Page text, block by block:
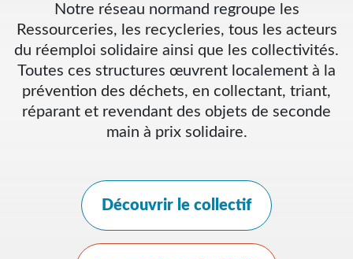
Notre réseau normand regroupe les
Ressourceries, les recycleries, tous les acteurs
du réemploi solidaire ainsi que les collectivités.
Toutes ces structures œuvrent localement à la
prévention des déchets, en collectant, triant,
réparant et revendant des objets de seconde
main à prix solidaire.
Découvrir le collectif